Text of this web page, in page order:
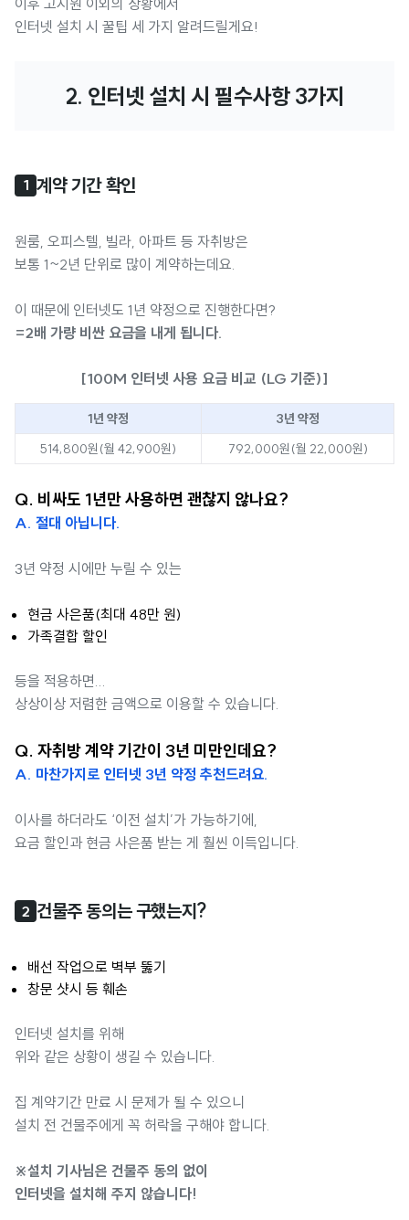
인터넷 설치 시 꿀팁 세 가지 알려드릴게요!
2. 인터넷 설치 시 필수사항 3가지
1 계약 기간 확인
원룸, 오피스텔, 빌라, 아파트 등 자취방은
보통 1~2년 단위로 많이 계약하는데요.
이 때문에 인터넷도 1년 약정으로 진행한다면?
=2배 가량 비싼 요금을 내게 됩니다.
[100M 인터넷 사용 요금 비교 (LG 기준)]
1년 약정
3년 약정
514,800원(월 42,900원)
792,000원(월 22,000원)
Q. 비싸도 1년만 사용하면 괜찮지 않나요?
A. 절대 아닙니다.
3년 약정 시에만 누릴 수 있는
현금 사은품(최대 48만 원)
가족결합 할인
등을 적용하면...
상상이상 저렴한 금액으로 이용할 수 있습니다.
Q. 자취방 계약 기간이 3년 미만인데요?
A. 마찬가지로 인터넷 3년 약정 추천드려요.
이사를 하더라도 ‘이전 설치’가 가능하기에,
요금 할인과 현금 사은품 받는 게 훨씬 이득입니다.
2 건물주 동의는 구했는지?
배선 작업으로 벽부 뚫기
창문 샷시 등 훼손
인터넷 설치를 위해
위와 같은 상황이 생길 수 있습니다.
집 계약기간 만료 시 문제가 될 수 있으니
설치 전 건물주에게 꼭 허락을 구해야 합니다.
※설치 기사님은 건물주 동의 없이
인터넷을 설치해 주지 않습니다!